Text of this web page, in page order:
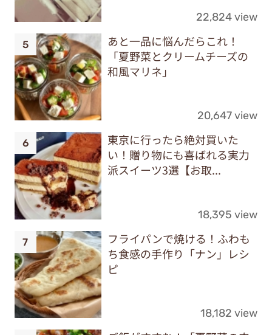
22,824 view
あと一品に悩んだらこれ！
「夏野菜とクリームチーズの
和風マリネ」
20,647 view
東京に行ったら絶対買いた
い！贈り物にも喜ばれる実力
派スイーツ3選【お取...
18,395 view
フライパンで焼ける！ふわも
ち食感の手作り「ナン」レシ
ピ
18,182 view